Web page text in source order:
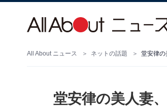
All About ニュース ネットの話題
堂安律の美人妻